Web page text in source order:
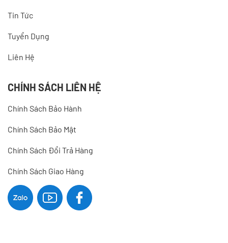
Tin Tức
Tuyển Dụng
Liên Hệ
CHÍNH SÁCH LIÊN HỆ
Chính Sách Bảo Hành
Chính Sách Bảo Mật
Chính Sách Đổi Trả Hàng
Chính Sách Giao Hàng